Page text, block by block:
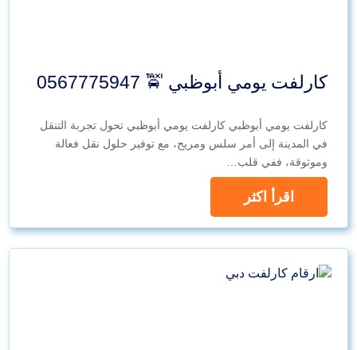
كارلفت يومي أبوظبي 🚖 0567775947
كارلفت يومي أبوظبي كارلفت يومي أبوظبي تحول تجربة التنقل
في المدينة إلى أمر سلس ومريح، مع توفير حلول نقل فعالة
وموثوقة، ففي قلب…
اقرأ اكثر